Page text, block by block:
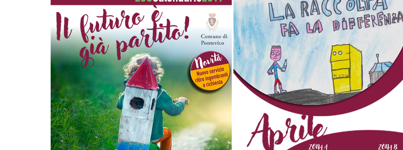
venerdì 03 novembre 2023
Eco Calendario 2023 Dello - Novembre
venerdì 15 dicembre 2023
Junker e il riconoscimento fotografico